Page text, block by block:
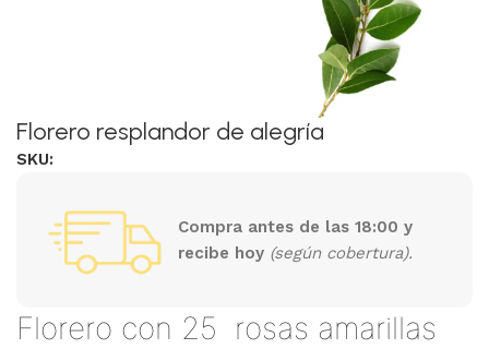
Florero resplandor de alegría
SKU:
Compra antes de las 18:00 y
recibe hoy (según cobertura).
Florero con 25 rosas amarillas